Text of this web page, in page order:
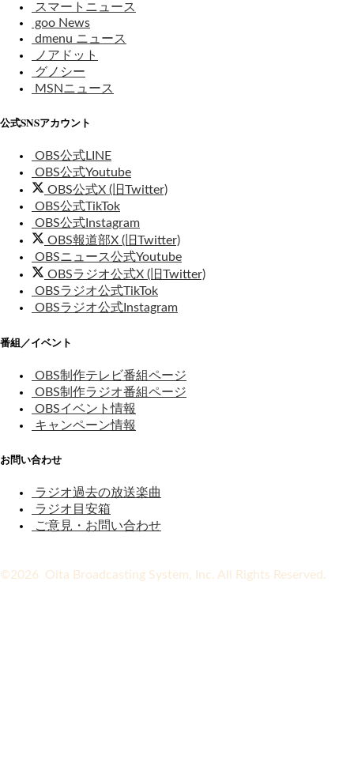
スマートニュース
goo News
dmenu ニュース
ノアドット
グノシー
MSNニュース
公式SNSアカウント
OBS公式LINE
OBS公式Youtube
OBS公式X (旧Twitter)
OBS公式TikTok
OBS公式Instagram
OBS報道部X (旧Twitter)
OBSニュース公式Youtube
OBSラジオ公式X (旧Twitter)
OBSラジオ公式TikTok
OBSラジオ公式Instagram
番組／イベント
OBS制作テレビ番組ページ
OBS制作ラジオ番組ページ
OBSイベント情報
キャンペーン情報
お問い合わせ
ラジオ過去の放送楽曲
ラジオ目安箱
ご意見・お問い合わせ
©2026 Oita Broadcasting System, Inc. All Rights Reserved.